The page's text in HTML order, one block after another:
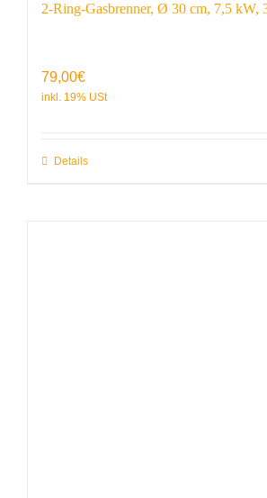
2-Ring-Gasbrenner, Ø 30 cm, 7,5 kW,
79,00€
Details